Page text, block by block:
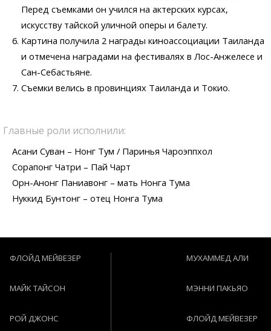
Перед съемками он учился на актерских курсах,
искусству тайской уличной оперы и балету.
Картина получила 2 награды киноассоциации Таиланда
и отмечена наградами на фестивалях в Лос-Анжелесе и
Сан-Себастьяне.
Съемки велись в провинциях Таиланда и Токио.
Главные роли исполнили:
Асани Суван – Нонг Тум / Паринья Чароэппхол
Сорапонг Чатри – Пай Чарт
Орн-Анонг Паниавонг – мать Нонга Тума
Нуккид Бунтонг – отец Нонга Тума
ФЛОЙД МЕЙВЕЗЕР
МАЙК ТАЙСОН
РОЙ ДЖОНС
МУХАММЕД АЛИ
МЭННИ ПАКЬЯО
ФЛОЙД МЕЙВЕЗЕР